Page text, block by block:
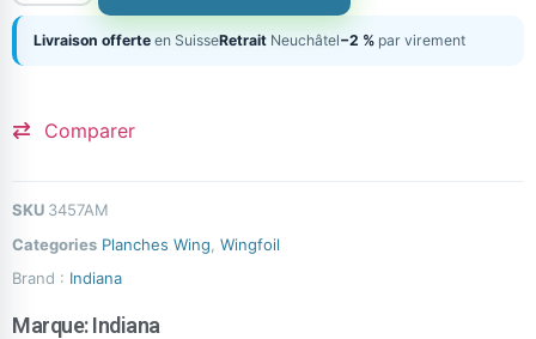
Livraison offerte en SuisseRetrait Neuchâtel−2 % par virement
Comparer
SKU 3457AM
Categories Planches Wing Wingfoil
Brand : Indiana
Marque:Indiana